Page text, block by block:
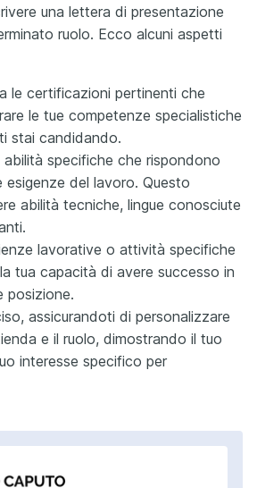
una lettera di presentazione
ruolo. Ecco alcuni aspetti
le certificazioni pertinenti che
le tue competenze specialistiche
stai candidando.
specifiche che rispondono
esigenze del lavoro. Questo
abilità tecniche, lingue conosciute
lavorative o attività specifiche
tua capacità di avere successo in
posizione.
assicurandoti di personalizzare
e il ruolo, dimostrando il tuo
interesse specifico per